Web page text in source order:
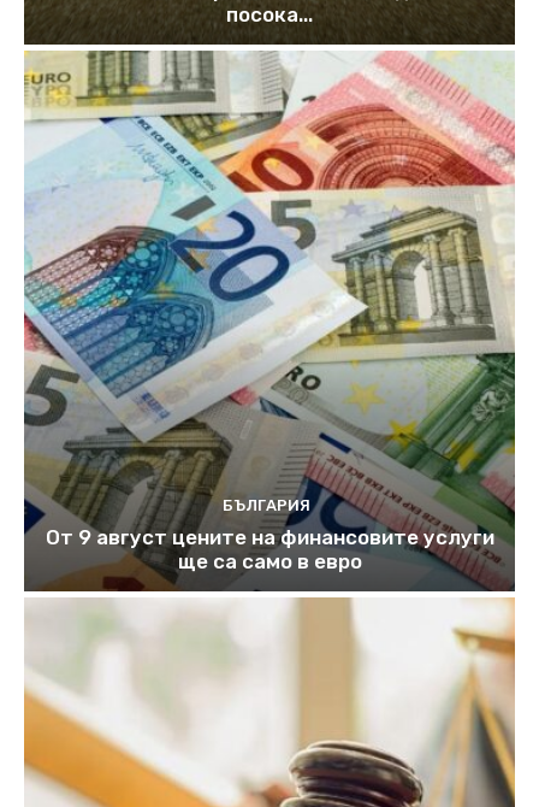
посока...
БЪЛГАРИЯ
От 9 август цените на финансовите услуги
ще са само в евро